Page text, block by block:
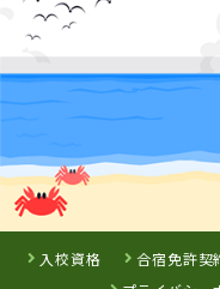
詳 細
3位
マキオドライビ
入校資格 合宿免許契